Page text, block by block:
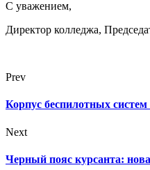
С уважением,
Директор колледжа,
Prev
Корпус беспилотных
Next
Черный пояс курсанта: